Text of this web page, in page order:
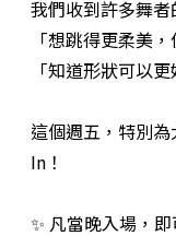
我們收到許多舞者
「想跳得更柔美
「知道形狀可以
這個週五，特別
In！
✨ 凡當晚入場，